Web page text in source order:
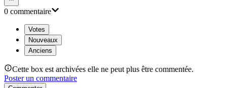
0 commentaire
Votes
Nouveaux
Anciens
Cette box est archivées elle ne peut plus être commentée.
Poster un commentaire